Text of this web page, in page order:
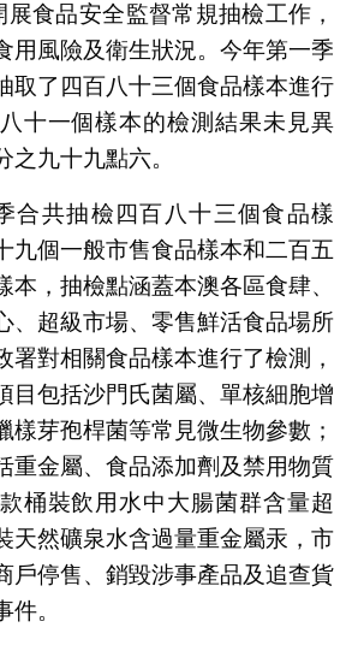
面合共抽取了四百八十三個食品樣本
進行檢測
食品安全監督常規抽檢工作，
用風險及衛生狀況。今年第一季
取了四百八十三個食品樣本進行
十一個樣本的檢測結果未見異
九十九點六。
合共抽檢四百八十三個食品樣
九個一般市售食品樣本和二百五
本，抽檢點涵蓋本澳各區食肆、
、超級市場、零售鮮活食品場所
署對相關食品樣本進行了檢測，
目包括沙門氏菌屬、單核細胞增
樣芽孢桿菌等常見微生物參數；
重金屬、食品添加劑及禁用物質
桶裝飲用水中大腸菌群含量超
天然礦泉水含過量重金屬汞，市
戶停售、銷毀涉事產品及追查貨
。